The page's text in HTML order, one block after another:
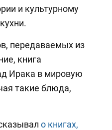
и культурному
передаваемых из
книга
Ирака в мировую
такие блюда,
о книгах,